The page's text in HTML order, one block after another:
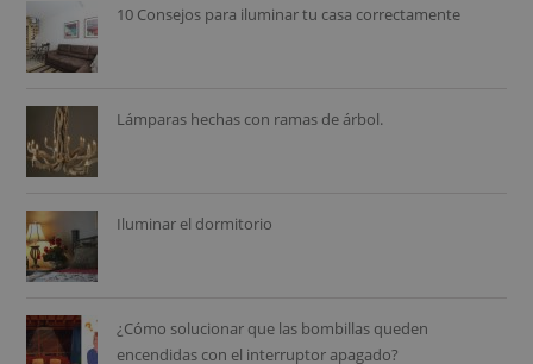
10 Consejos para iluminar tu casa correctamente
Lámparas hechas con ramas de árbol.
Iluminar el dormitorio
¿Cómo solucionar que las bombillas queden
encendidas con el interruptor apagado?